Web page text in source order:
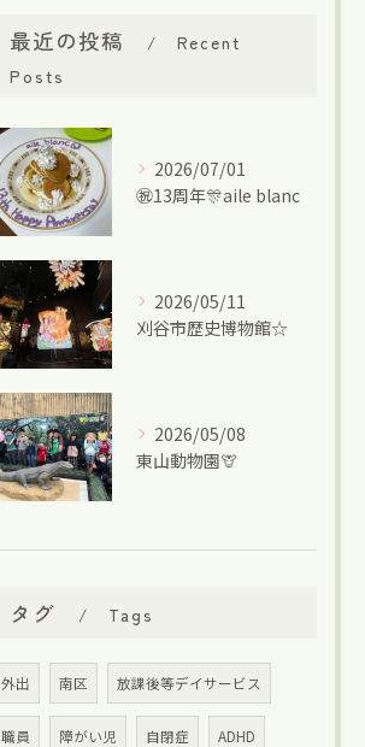
最近の投稿
Recent
Posts
2026/07/01
㊗13周年🎊aile blanc
2026/05/11
刈谷市歴史博物館☆
2026/05/08
東山動物園🦒
タグ Tags
外出 南区 放課後等デイサービス
職員 障がい児 自閉症 ADHD